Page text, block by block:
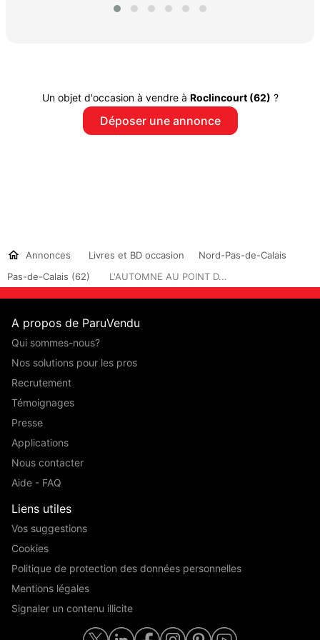
Un objet d'occasion à vendre à Roclincourt (62) ?
Déposer une annonce
Annonces Livres et BD occasion
Nord-Pas-de-Calais
Pas-de-Calais (62)
L'AUTOMNE AU POINT D...
A propos de ParuVendu
Qui sommes-nous?
Nos solutions pour les pros
Recrutement
Témoignages
Presse
Applications
Nous contacter
Aide - FAQ
Liens utiles
Vos suggestions
Cookies
Politique de protection des données personnelles
Mentions légales
Signaler un contenu illicite